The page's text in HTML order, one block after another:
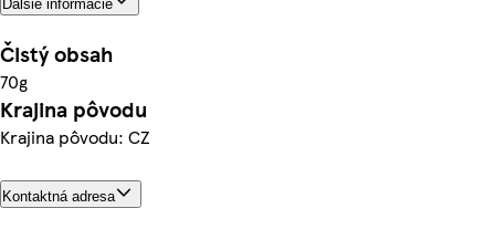
Ďalšie informácie
Čistý obsah
70g
Krajina pôvodu
Krajina pôvodu: CZ
Kontaktná adresa